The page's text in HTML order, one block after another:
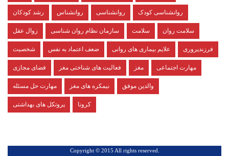
رشد کودکان روانشناس روانشناسی روانشناسی کودک
زوال عقل سازمان نظام روان شناسی سلامت سلامت روان
شخصیت ضعف اعتماد به نفس علایم بیماری های روانی فرزندپروری
فضای مجازی فعالیت های شناختی مغز مغز مهارت اجتماعی
مهارت حل مسئله نیمکره های مغز والدین موفق
پروتکل های بهداشتی کرونا
.Copyright © 2015 All rights reserved